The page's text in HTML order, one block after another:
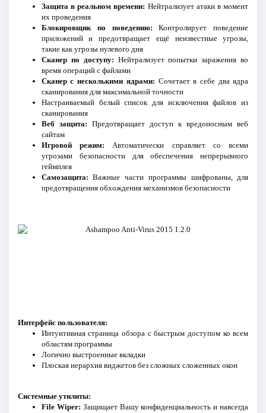
Защита в реальном времени: Нейтрализует атаки в момент
их проведения
Блокировщик по поведению: Контролирует поведение
приложений и предотвращает ещё неизвестные угрозы,
такие как угрозы нулевого дня
Сканер по доступу: Нейтрализует попытки заражения во
время операций с файлами
Сканер с несколькими ядрами: Сочетает в себе два ядра
сканирования для максимальной точности
Настраиваемый белый список для исключения файлов из
сканирования
Веб защита: Предотвращает доступ к вредоносным веб
сайтам
Игровой режим: Автоматически справляет со всеми
угрозами безопасности для обеспечения непрерывного
геймплея
Самозащита: Важные части программы шифрованы, для
предотвращения обхождения механизмов безопасности
Интерфейс пользователя:
Интуитивная страница обзора с быстрым доступом ко всем
областям программы
Логично выстроенные вкладки
Плоская иерархия виджетов без сложных сложенных окон
Системные утилиты:
File Wiper: Защищает Вашу конфиденциальность и навсегда